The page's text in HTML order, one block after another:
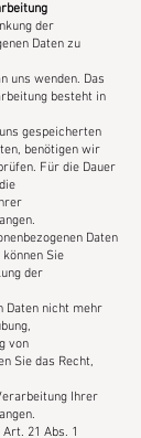
der
Daten zu
uns wenden. Das
besteht in
gespeicherten
benötigen wir
Für die Dauer
Daten
Sie
der
Daten nicht mehr
von
Sie das Recht,
Ihrer
21 Abs. 1